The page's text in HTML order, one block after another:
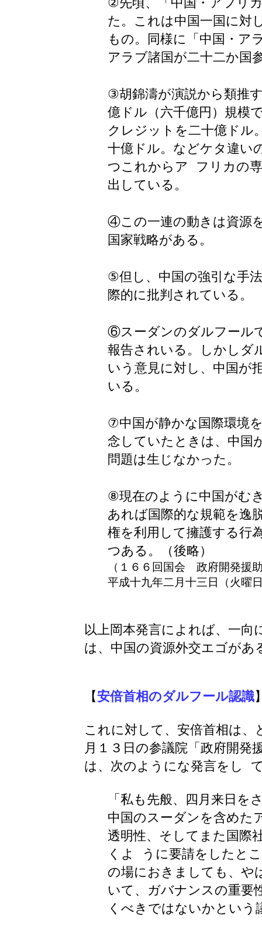
た。これは中国一国に対
もの。同様に「中国・ア
アラブ諸国が二十二か国
③胡錦濤が演説から類推
億ドル（六千億円）規模
クレジットを二十億ドル
十億ドル。などケタ違い
つこれからア フリカの
出している。
④この一連の動きは資源
国家戦略がある。
⑤但し、中国の強引な手
際的に批判されている。
⑥スーダンのダルフール
報告されいる。しかしダ
いう意見に対し、中国が
いる。
⑦中国が静かな国際環境
念していたときは、中国
問題は生じなかった。
⑧現在のように中国がむ
あれば国際的な規範を逸
権を利用して擁護する行
つある。（後略）
（１６６回国会 政府開発援
平成十九年二月十三日（火曜
以上岡本発言によれば、一
は、中国の資源外交エゴがあ
【安倍首相のダルフール認識
これに対して、安倍首相は
月１３日の参議院「政府開発
は、次のようにな発言をし
「私も先般、四月来日
中国のスーダンを含めた
透明性、そしてまた国際
くよ うに要請をしたと
の場におきましても、や
いて、ガバナンスの重要
くべきではないかとい